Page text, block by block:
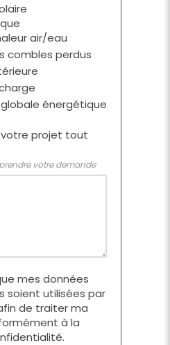
air/eau
combles perdus
énergétique
votre projet tout
votre demande
mes données
soient utilisées par
de traiter ma
à la